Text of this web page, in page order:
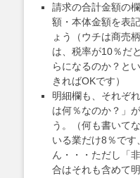
請求の合計金額の
額・本体金額を表
ょう（ウチは商売
は、税率が10％だ
らになるのか？と
きればOKです）
明細欄も、それぞ
は何％なのか？」
う。（何も書いて
いる業だけ8％で
ん・・・ただし「
合はそれも含めて